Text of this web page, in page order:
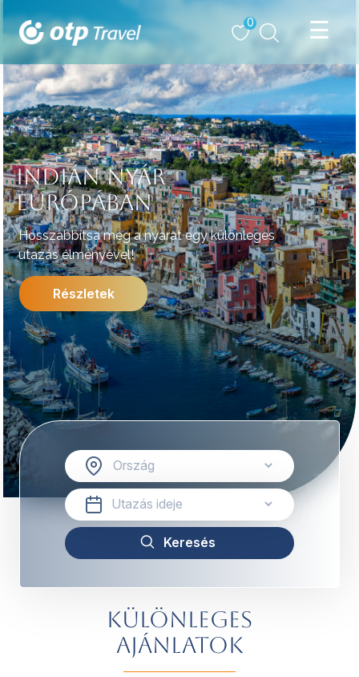
0
INDIÁN NYÁR
EURÓPÁBAN
Hosszabbítsa meg a nyarat egy különleges
utazás élményével!
Részletek
Különleges
ajánlatok